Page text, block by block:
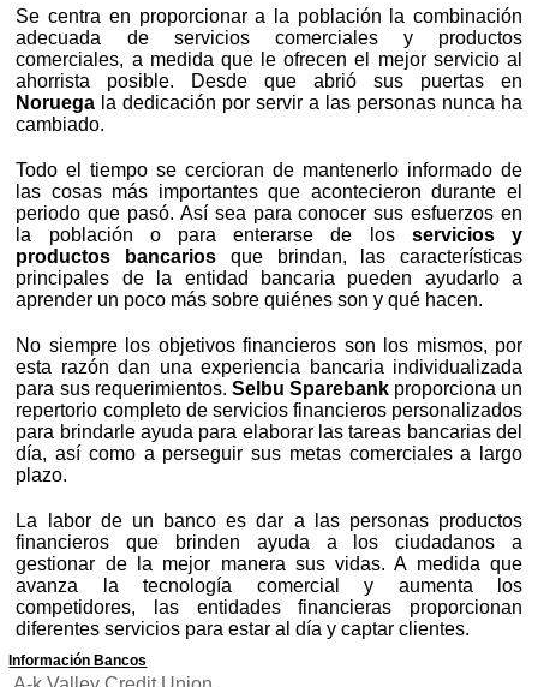
Se centra en proporcionar a la población la combinación
adecuada de servicios comerciales y productos
comerciales, a medida que le ofrecen el mejor servicio al
ahorrista posible. Desde que abrió sus puertas en
Noruega la dedicación por servir a las personas nunca ha
cambiado.
Todo el tiempo se cercioran de mantenerlo informado de
las cosas más importantes que acontecieron durante el
periodo que pasó. Así sea para conocer sus esfuerzos en
la población o para enterarse de los servicios y
productos bancarios que brindan, las características
principales de la entidad bancaria pueden ayudarlo a
aprender un poco más sobre quiénes son y qué hacen.
No siempre los objetivos financieros son los mismos, por
esta razón dan una experiencia bancaria individualizada
para sus requerimientos. Selbu Sparebankproporciona un
repertorio completo de servicios financieros personalizados
para brindarle ayuda para elaborar las tareas bancarias del
día, así como a perseguir sus metas comerciales a largo
plazo.
La labor de un banco es dar a las personas productos
financieros que brinden ayuda a los ciudadanos a
gestionar de la mejor manera sus vidas. A medida que
avanza la tecnología comercial y aumenta los
competidores, las entidades financieras proporcionan
diferentes servicios para estar al día y captar clientes.
Información Bancos